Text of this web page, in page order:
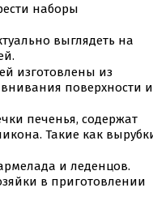
гелевые
жирорастворимые
Kreda
гуашь
глиттеры
высокого качества
карандаши
Формы для мороженого
наборы
выглядеть на
изготовлены из
поверхности и
печенья, содержат
Такие как
и леденцов.
в приготовлении